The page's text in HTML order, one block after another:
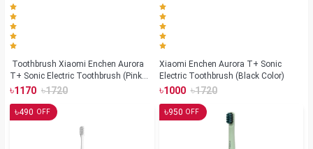
Toothbrush Xiaomi Enchen Aurora
T+ Sonic Electric Toothbrush (Pink
Color)
৳1170 ৳1720
Xiaomi Enchen Aurora T+ Sonic
Electric Toothbrush (Black Color)
৳1000 ৳1720
৳490 OFF ৳950 OFF